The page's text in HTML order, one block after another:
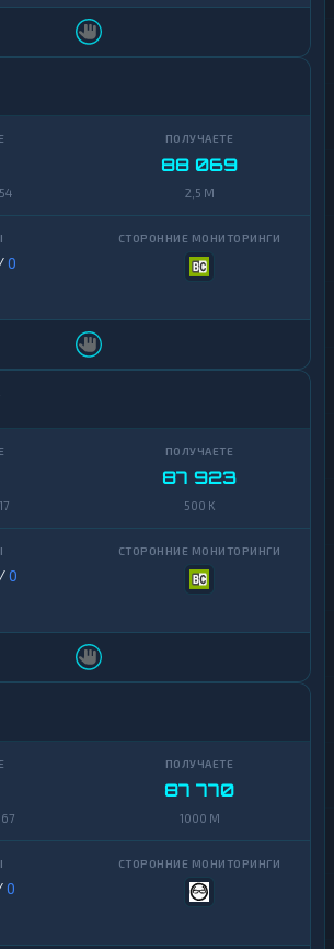
88 069
2,5 M
0
87 923
500 K
/0
87 770
1000 M
0